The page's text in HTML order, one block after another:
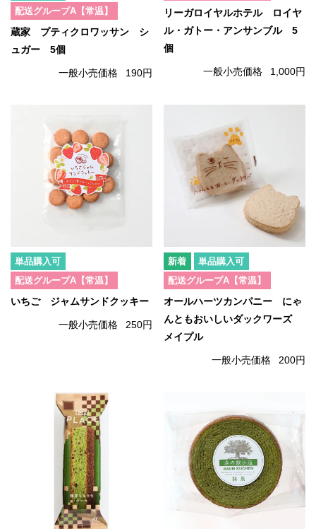
配送グループA【常温】
蔵家 プティクロワッサン シ
ュガー 5個
一般小売価格 190円
リーガロイヤルホテル ロイヤ
ル・ガトー・アンサンブル 5
個
一般小売価格 1,000円
単品購入可
配送グループA【常温】
いちご ジャムサンドクッキー
一般小売価格 250円
単品購入可
配送グループA【常温】
オールハーツカンパニー にゃ
んともおいしいダックワーズ
メイプル
一般小売価格 200円